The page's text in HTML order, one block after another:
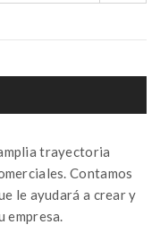
trayectoria
Contamos
le ayudará a crear y